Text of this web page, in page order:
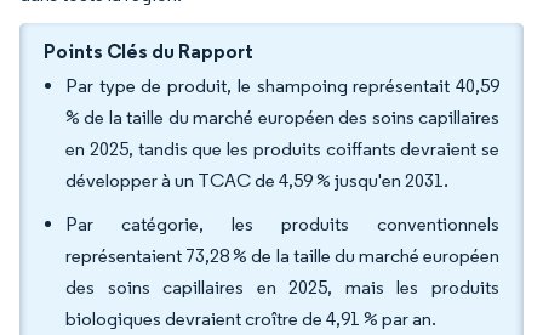
Points Clés du Rapport
Par type de produit, le shampoing représentait 40,59
% de la taille du marché européen des soins capillaires
en 2025, tandis que les produits coiffants devraient se
développer à un TCAC de 4,59 % jusqu'en 2031.
Par catégorie, les produits conventionnels
représentaient 73,28 % de la taille du marché européen
des soins capillaires en 2025, mais les produits
biologiques devraient croître de 4,91 % par an.